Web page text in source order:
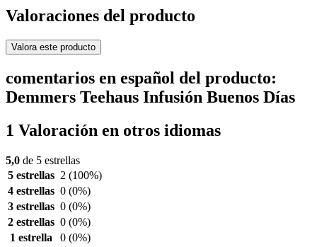
Valoraciones del producto
Valora este producto
comentarios en español del producto:
Demmers Teehaus Infusión Buenos Días
1 Valoración en otros idiomas
5,0 de 5 estrellas
5 estrellas 2 (100%)
4 estrellas 0 (0%)
3 estrellas 0 (0%)
2 estrellas 0 (0%)
1 estrella
0 (0%)